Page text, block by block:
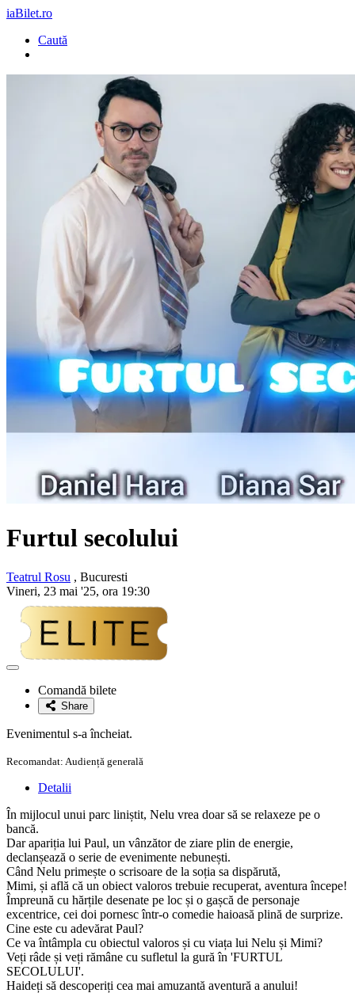
iaBilet.ro
Caută
Furtul secolului
Teatrul Rosu , Bucuresti
Vineri, 23 mai '25, ora 19:30
Adaugă
favoriteComandă bilete
Share
Evenimentul s-a încheiat.
Recomandat: Audiență generală
Detalii
În mijlocul unui parc liniștit, Nelu vrea doar să se relaxeze pe o
bancă.
Dar apariția lui Paul, un vânzător de ziare plin de energie,
declanșează o serie de evenimente nebunești.
Când Nelu primește o scrisoare de la soția sa dispărută,
Mimi, și află că un obiect valoros trebuie recuperat, aventura începe!
Împreună cu hărțile desenate pe loc și o gașcă de personaje
excentrice, cei doi pornesc într-o comedie haioasă plină de surprize.
Cine este cu adevărat Paul?
Ce va întâmpla cu obiectul valoros și cu viața lui Nelu și Mimi?
Veți râde și veți rămâne cu sufletul la gură în 'FURTUL
SECOLULUI'.
Haideți să descoperiți cea mai amuzantă aventură a anului!